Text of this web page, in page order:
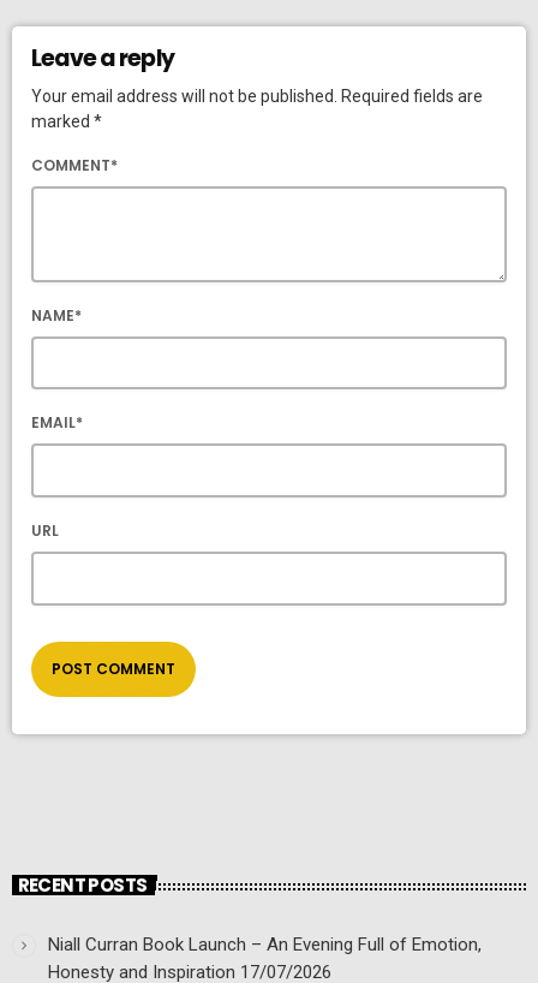
Leave a reply
Your email address will not be published. Required fields are
marked *
COMMENT*
NAME*
EMAIL*
URL
RECENT POSTS
Niall Curran Book Launch – An Evening Full of Emotion,
Honesty and Inspiration 17/07/2026